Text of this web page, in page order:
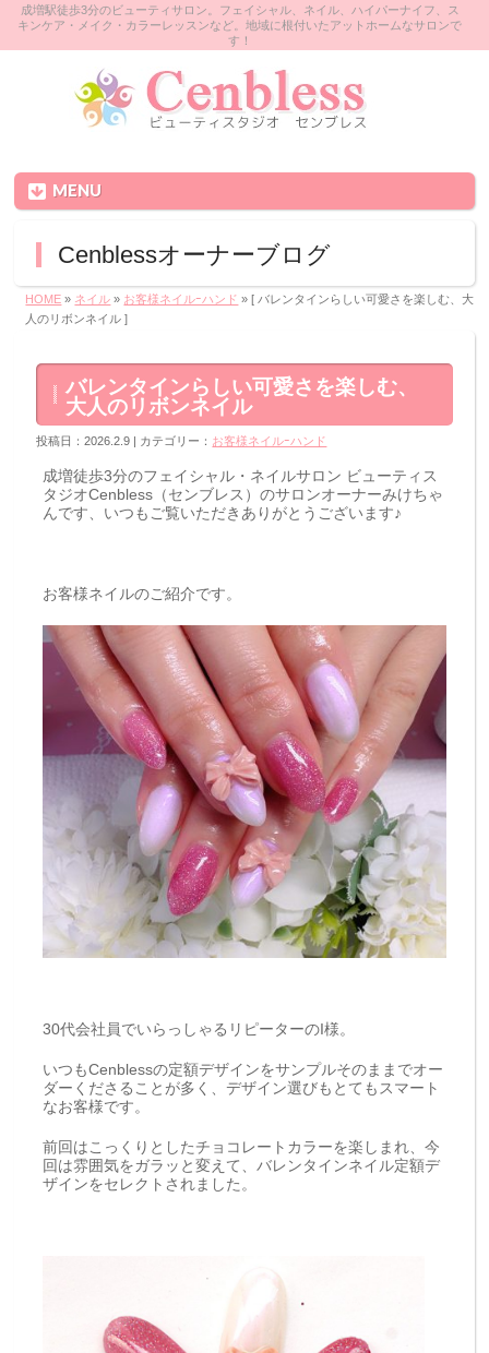
成増駅徒歩3分のビューティサロン。フェイシャル、ネイル、ハイパーナイフ、ス
キンケア・メイク・カラーレッスンなど。地域に根付いたアットホームなサロンで
す！
MENU
Cenblessオーナーブログ
HOME » ネイル » お客様ネイルｰハンド » [ バレンタインらしい可愛さを楽しむ、大
人のリボンネイル ]
バレンタインらしい可愛さを楽しむ、
大人のリボンネイル
投稿日：2026.2.9 | カテゴリー： お客様ネイルｰハンド
成増徒歩3分のフェイシャル・ネイルサロン ビューティス
タジオCenbless（センブレス）のサロンオーナーみけちゃ
んです、いつもご覧いただきありがとうございます♪
お客様ネイルのご紹介です。
30代会社員でいらっしゃるリピーターのI様。
いつもCenblessの定額デザインをサンプルそのままでオー
ダーくださることが多く、デザイン選びもとてもスマート
なお客様です。
前回はこっくりとしたチョコレートカラーを楽しまれ、今
回は雰囲気をガラッと変えて、バレンタインネイル定額デ
ザインをセレクトされました。